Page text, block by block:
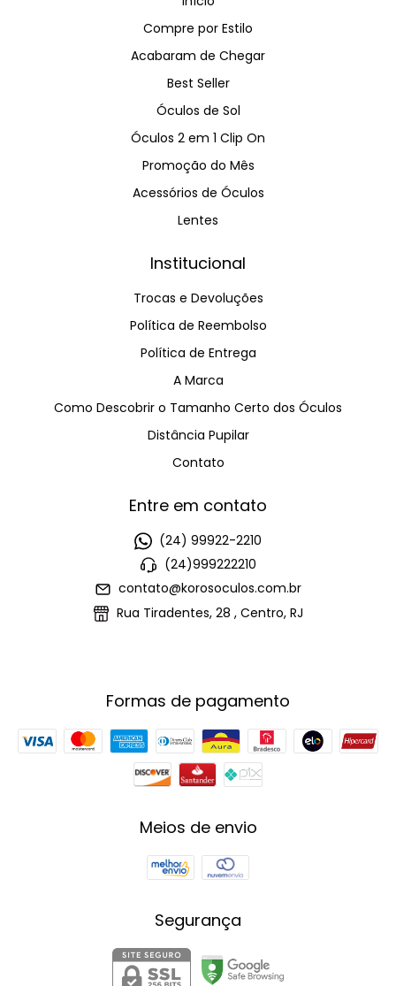
Compre por Estilo
Acabaram de Chegar
Best Seller
Óculos de Sol
Óculos 2 em 1 Clip On
Promoção do Mês
Acessórios de Óculos
Lentes
Institucional
Trocas e Devoluções
Política de Reembolso
Política de Entrega
A Marca
Como Descobrir o Tamanho Certo dos Óculos
Distância Pupilar
Contato
Entre em contato
(24) 99922-2210
(24)999222210
contato@korosoculos.com.br
Rua Tiradentes, 28 , Centro, RJ
Formas de pagamento
Meios de envio
Segurança